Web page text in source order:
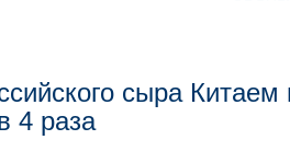
сыра
4 раза